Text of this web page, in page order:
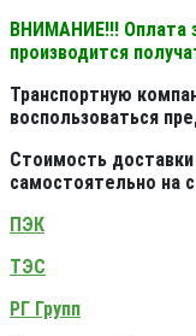
ВНИМАНИЕ!!! Оплата
производится
Транспортную
воспользоваться
Стоимость
самостоятельно на
ПЭК
ТЭС
РГ Групп